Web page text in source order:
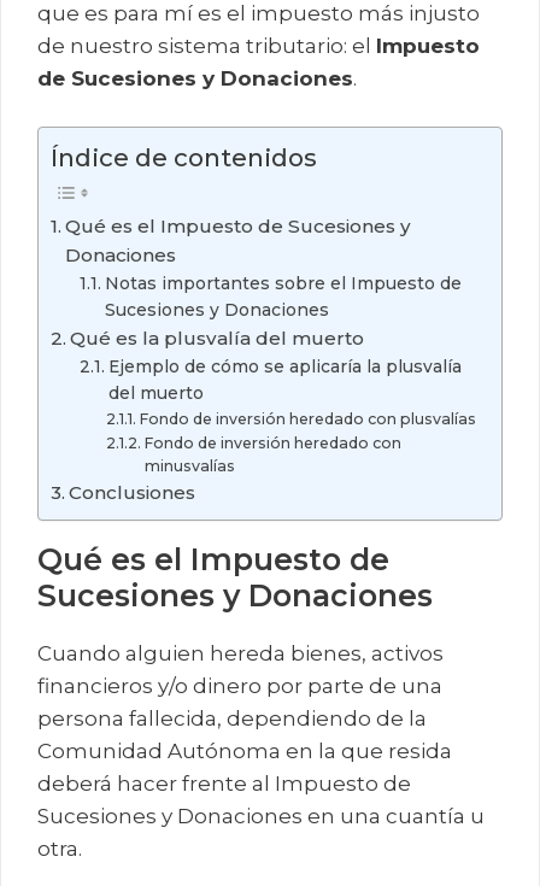
que es para mí es el impuesto más injusto
de nuestro sistema tributario: el Impuesto
de Sucesiones y Donaciones.
Índice de contenidos
Qué es el Impuesto de Sucesiones y
Donaciones
Notas importantes sobre el Impuesto de
Sucesiones y Donaciones
Qué es la plusvalía del muerto
Ejemplo de cómo se aplicaría la plusvalía
del muerto
Fondo de inversión heredado con plusvalías
Fondo de inversión heredado con
minusvalías
Conclusiones
Qué es el Impuesto de
Sucesiones y Donaciones
Cuando alguien hereda bienes, activos
financieros y/o dinero por parte de una
persona fallecida, dependiendo de la
Comunidad Autónoma en la que resida
deberá hacer frente al Impuesto de
Sucesiones y Donaciones en una cuantía u
otra.